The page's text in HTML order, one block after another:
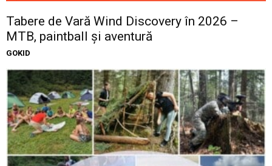
Tabere de Vară Wind Discovery în 2026 –
MTB, paintball și aventură
GOKID